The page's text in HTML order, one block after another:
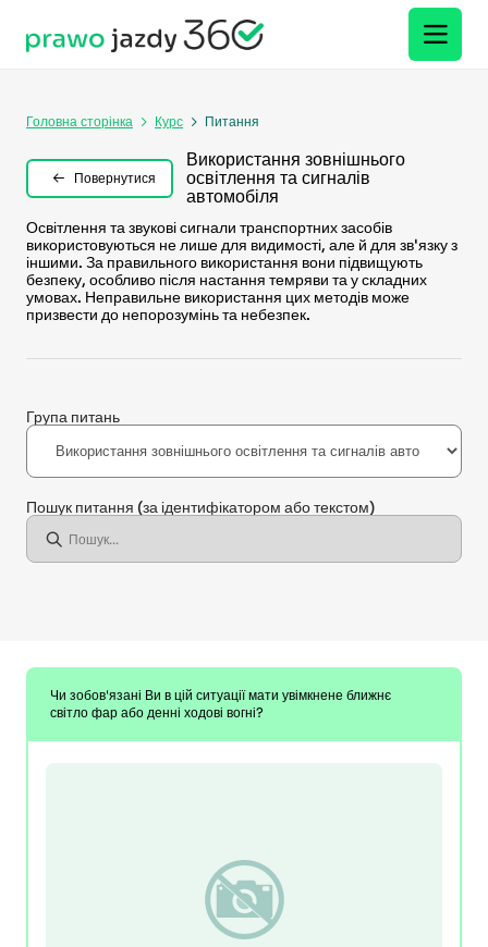
Головна сторінка Курс Питання
Повернутися
Використання зовнішнього
освітлення та сигналів
автомобіля
Освітлення та звукові сигнали транспортних засобів
використовуються не лише для видимості, але й для зв'язку з
іншими. За правильного використання вони підвищують
безпеку, особливо після настання темряви та у складних
умовах. Неправильне використання цих методів може
призвести до непорозумінь та небезпек.
Група питань
Пошук питання (за ідентифікатором або текстом)
Чи зобов'язані Ви в цій ситуації мати увімкнене ближнє
світло фар або денні ходові вогні?